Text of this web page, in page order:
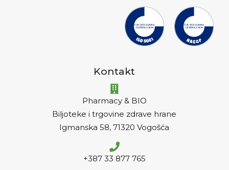
Kontakt
Pharmacy & BIO
Biljoteke i trgovine zdrave hrane
Igmanska 58, 71320 Vogošća
+387 33 877 765